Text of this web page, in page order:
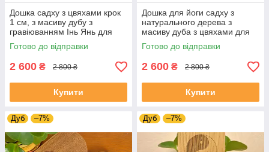
Дошка садху з цвяхами крок
1 см, з масиву дубу з
гравіюванням Інь Янь для
початківців
Готово до відправки
2 600 ₴ 2 800 ₴
Купити
Дошка для йоги садху з
натурального дерева з
масиву дуба з цвяхами для
початківців з кроком 10мм
Готово до відправки
2 600 ₴ 2 800 ₴
Купити
Дуб –7% Дуб –7%